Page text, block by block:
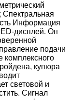
Спектральная
Информация
дисплей. Он
подачи
комплексного
купюра
световой и
Сигнал